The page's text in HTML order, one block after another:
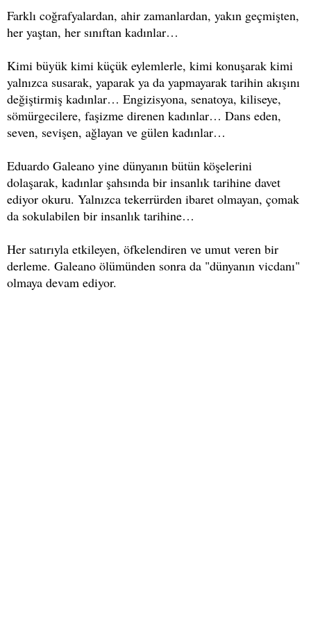
Farklı coğrafyalardan, ahir zamanlardan, yakın geçmişten,
her yaştan, her sınıftan kadınlar…
Kimi büyük kimi küçük eylemlerle, kimi konuşarak kimi
yalnızca susarak, yaparak ya da yapmayarak tarihin akışını
değiştirmiş kadınlar… Engizisyona, senatoya, kiliseye,
sömürgecilere, faşizme direnen kadınlar… Dans eden,
seven, sevişen, ağlayan ve gülen kadınlar…
Eduardo Galeano yine dünyanın bütün köşelerini
dolaşarak, kadınlar şahsında bir insanlık tarihine davet
ediyor okuru. Yalnızca tekerrürden ibaret olmayan, çomak
da sokulabilen bir insanlık tarihine…
Her satırıyla etkileyen, öfkelendiren ve umut veren bir
derleme. Galeano ölümünden sonra da "dünyanın vicdanı"
olmaya devam ediyor.